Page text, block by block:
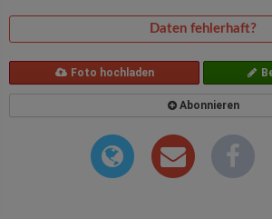
Daten fehlerhaft?
Foto hochladen
Abonnieren